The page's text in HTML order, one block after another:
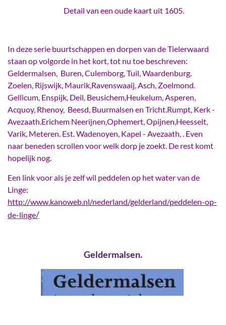
Detail van een oude kaart uit 1605.
In deze serie buurtschappen en dorpen van de Tielerwaard
staan op volgorde in het kort, tot nu toe beschreven:
Geldermalsen, Buren, Culemborg, Tuil, Waardenburg.
Zoelen, Rijswijk, Maurik,Ravenswaaij, Asch, Zoelmond.
Gellicum, Enspijk, Deil, Beusichem,Heukelum, Asperen,
Acquoy, Rhenoy, Beesd, Buurmalsen en Tricht.Rumpt, Kerk -
Avezaath.Erichem Neerijnen,Ophemert, Opijnen,Heesselt,
Varik, Meteren. Est. Wadenoyen, Kapel - Avezaath, . Even
naar beneden scrollen voor welk dorp je zoekt. De rest komt
hopelijk nog.
Een link voor als je zelf wil peddelen op het water van de
Linge:
http://www.kanoweb.nl/nederland/gelderland/peddelen-op-
de-linge/
Geldermalsen.